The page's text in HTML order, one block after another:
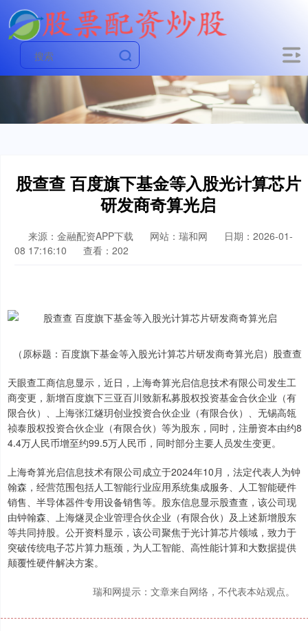
股查查 百度旗下基金等入股光计算芯片
研发商奇算光启
来源：金融配资APP下载 网站：瑞和网
日期：2026-01-
08 17:16:10
查看：202
（原标题：百度旗下基金等入股光计算芯片研发商奇算光启）股查查
天眼查工商信息显示，近日，上海奇算光启信息技术有限公司发生工
商变更，新增百度旗下三亚百川致新私募股权投资基金合伙企业（有
限合伙）、上海张江燧玥创业投资合伙企业（有限合伙）、无锡高瓴
祯泰股权投资合伙企业（有限合伙）等为股东，同时，注册资本由约8
4.4万人民币增至约99.5万人民币，同时部分主要人员发生变更。
上海奇算光启信息技术有限公司成立于2024年10月，法定代表人为钟
翰森，经营范围包括人工智能行业应用系统集成服务、人工智能硬件
销售、半导体器件专用设备销售等。股东信息显示股查查，该公司现
由钟翰森、上海燧灵企业管理合伙企业（有限合伙）及上述新增股东
等共同持股。公开资料显示，该公司聚焦于光计算芯片领域，致力于
突破传统电子芯片算力瓶颈，为人工智能、高性能计算和大数据提供
颠覆性硬件解决方案。
瑞和网提示：文章来自网络，不代表本站观点。